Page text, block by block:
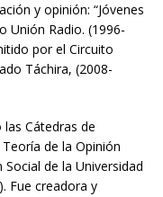
y opinión: “Jóvenes
Unión Radio. (1996-
por el Circuito
Táchira, (2008-
Cátedras de
de la Opinión
de la Universidad
Fue creadora y